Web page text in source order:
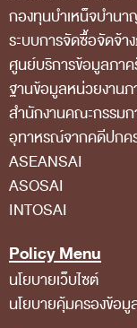
แผนการจัดซื้อจัดจ้
ประกาศประกวดร
สภาพ
สรุปผลการจัดซื้อจั
ข้อมูลสาระสำคัญใ
การรายงานผลกา
พัสดุ
การประเมิน ITA
ศูนย์ข้อมูลข่าวสารขอ
การป้องกันการทุจริ
กองทุนบำเหน็จบำนา
ระบบการจัดซื้อจัดจ้า
ศูนย์บริการข้อมูลภา
ฐานข้อมูลหน่วยงานภ
สํานักงานคณะกรรม
อุทาหรณ์จากคดีปกค
ASEANSAI
ASOSAI
INTOSAI
Policy Menu
นโยบายเว็บไซต์
นโยบายคุ้มครองข้อ